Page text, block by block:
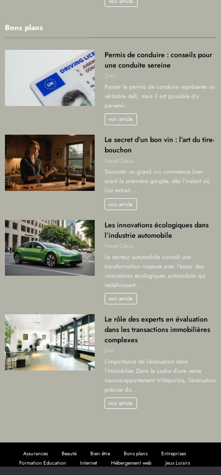
Bons plans
Permis de conduire : conseils pour
une conduite sereine
Zozo
Passer le permis de conduire représente un
véritable défi, mais il est possible d’y
parvenir…
voir article
Le secret d’un bon vin : l’art du tire-
bouchon
Pascal Cabus
Savourer un grand cru commence bien
avant la première gorgée, dès l’instant où
l’on extrait…
voir article
Les innovations écologiques dans
l’industrie automobile
Pascal Cabus
Le secteur automobile connaît une
transformation majeure avec l’essor des
innovations écologiques automobile qui
redéfinissent…
voir article
Le rôle des experts en évaluation
dans les transactions immobilières
complexes
Joel
L’importance de l’évaluation dans
l’immobilier Dans le cadre d’une vente
maison-appartement Villeparisis, l’évaluation
précise du…
voir article
Assurances Beauté Bien être Bons plans
Entreprises
Formation Education
Internet Hébergement web
Jeux Loisirs